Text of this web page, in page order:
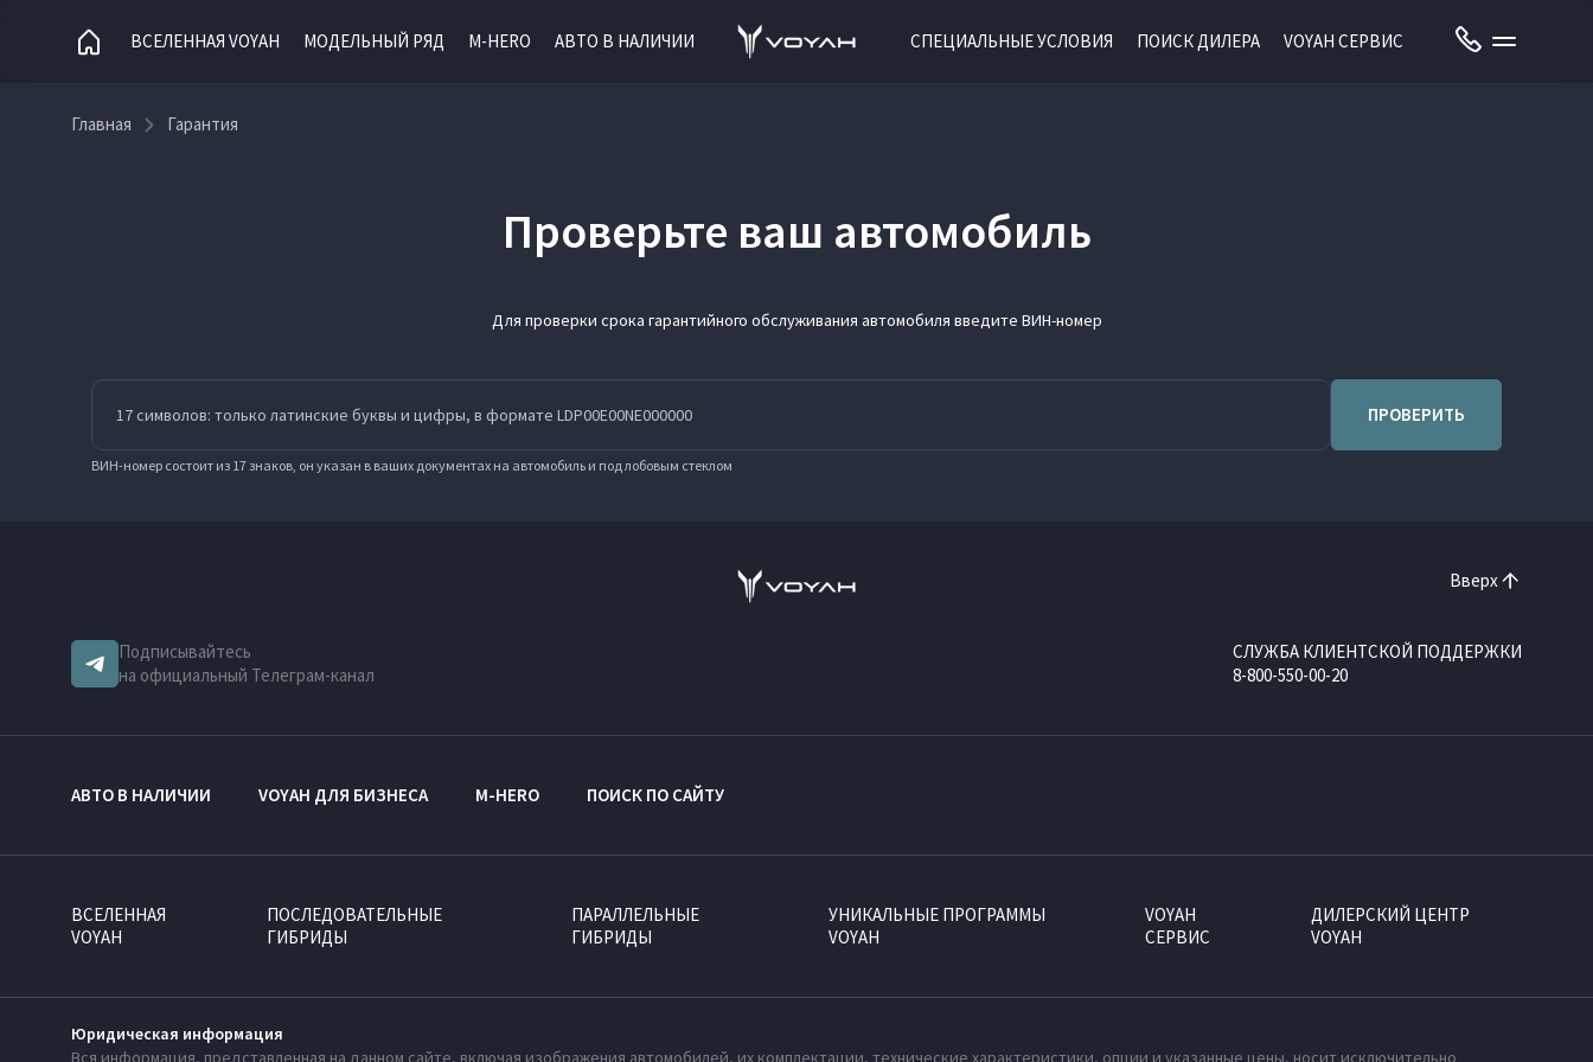
ВСЕЛЕННАЯ VOYAH МОДЕЛЬНЫЙ РЯД M-HERO АВТО В НАЛИЧИИ СПЕЦИАЛЬНЫЕ УСЛОВИЯ ПОИСК ДИЛЕРА VOYAH СЕРВИС
Главная Гарантия
Проверьте ваш автомобиль
Для проверки срока гарантийного обслуживания автомобиля введите ВИН-номер
ПРОВЕРИТЬ
ВИН-номер состоит из 17 знаков, он указан в ваших документах на автомобиль и под лобовым стеклом
Вверх
Подписывайтесь
на официальный Телеграм-канал
СЛУЖБА КЛИЕНТСКОЙ ПОДДЕРЖКИ
8-800-550-00-20
АВТО В НАЛИЧИИ VOYAH ДЛЯ БИЗНЕСА M-HERO ПОИСК ПО САЙТУ
ВСЕЛЕННАЯ
VOYAH
ПОСЛЕДОВАТЕЛЬНЫЕ
ГИБРИДЫ
ПАРАЛЛЕЛЬНЫЕ
ГИБРИДЫ
УНИКАЛЬНЫЕ ПРОГРАММЫ
VOYAH
VOYAH
СЕРВИС
ДИЛЕРСКИЙ ЦЕНТР
VOYAH
Юридическая информация
Вся информация, представленная на данном сайте, включая изображения автомобилей, их комплектации, технические характеристики, опции и указанные цены, носит исключительно